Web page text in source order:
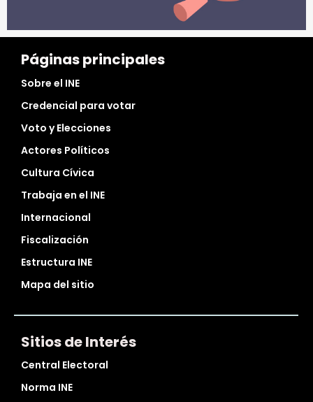
Páginas principales
Sobre el INE
Credencial para votar
Voto y Elecciones
Actores Políticos
Cultura Cívica
Trabaja en el INE
Internacional
Fiscalización
Estructura INE
Mapa del sitio
Sitios de Interés
Central Electoral
Norma INE